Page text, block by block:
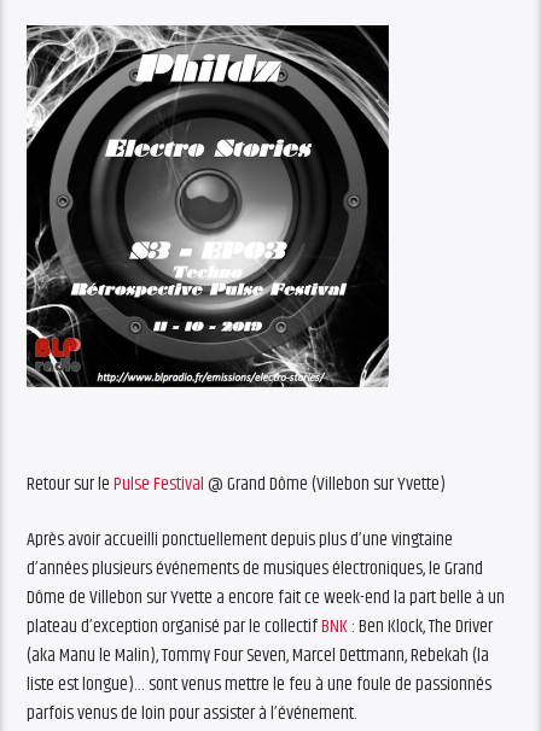
Retour sur lePulse Festival@ Grand Dôme (Villebon sur Yvette)
Après avoir accueilli ponctuellement depuis plus d’une vingtaine
d’années plusieurs événements de musiques électroniques, le Grand
Dôme de Villebon sur Yvette a encore fait ce week-end la part belle à un
plateau d’exception organisé par le collectifBNK: Ben Klock, The Driver
(aka Manu le Malin), Tommy Four Seven, Marcel Dettmann, Rebekah (la
liste est longue)… sont venus mettre le feu à une foule de passionnés
parfois venus de loin pour assister à l’événement.